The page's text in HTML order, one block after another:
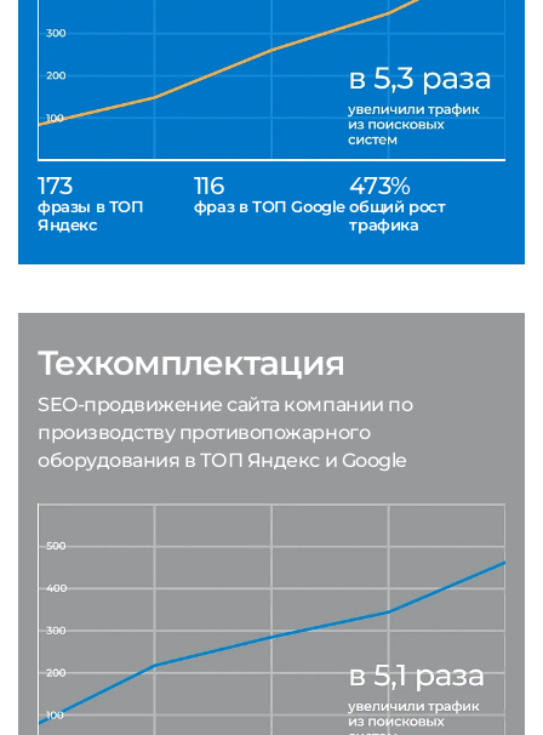
173
фразы в ТОП
Яндекс
116
фраз в ТОП Google
473%
общий рост
трафика
Техкомплектация
SEO-продвижение сайта компании по
производству противопожарного
оборудования в ТОП Яндекс и Google